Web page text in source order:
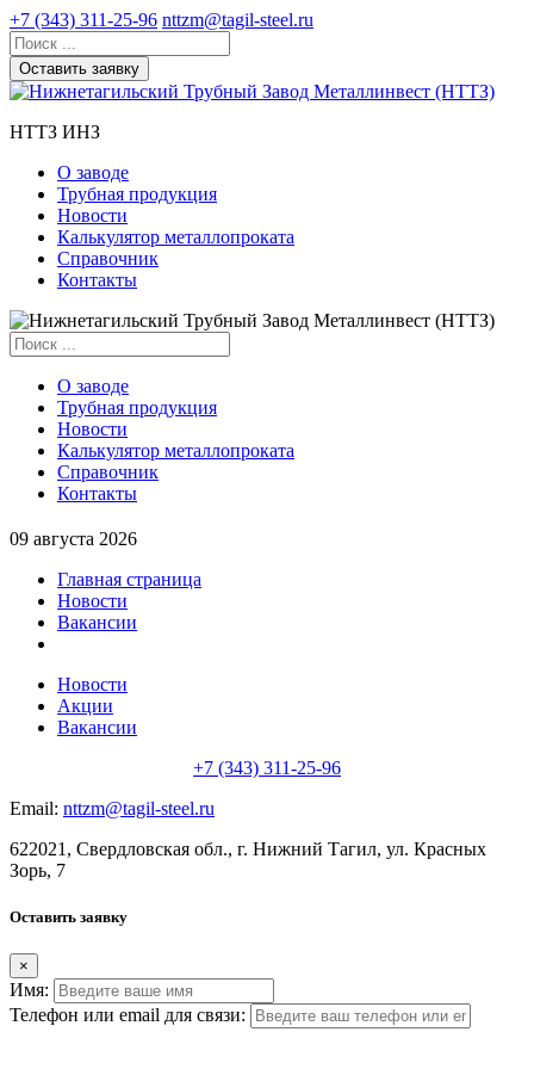
+7 (343) 311-25-96 nttzm@tagil-steel.ru
Оставить заявку
НТТЗ ИНЗ
О заводе
Трубная продукция
Новости
Калькулятор металлопроката
Справочник
Контакты
О заводе
Трубная продукция
Новости
Калькулятор металлопроката
Справочник
Контакты
09 августа 2026
Главная страница
Новости
Вакансии
Новости
Акции
Вакансии
+7 (343) 311-25-96
Email: nttzm@tagil-steel.ru
622021, Свердловская обл., г. Нижний Тагил, ул. Красных
Зорь, 7
Оставить заявку
×
Имя:
Телефон или email для связи: